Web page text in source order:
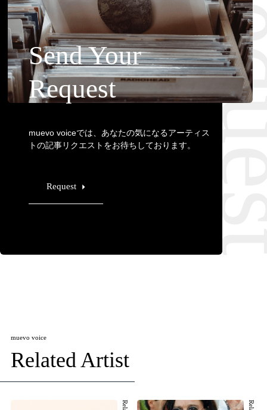
Send Your
Request
muevo voiceでは、あなたの気になるアーティス
トの記事リクエストをお待ちしております。
Request
muevo voice
Related Artist